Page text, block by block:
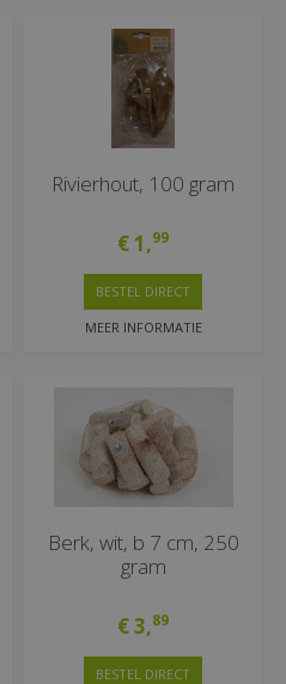
Rivierhout, 100 gram
€1,99
MEER INFORMATIE
BESTEL DIRECT
Berk, wit, b 7 cm, 250
gram
€3,89
BESTEL DIRECT